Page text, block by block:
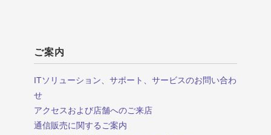
ご案内
ITソリューション、サポート、サービスのお問い合わ
せ
アクセスおよび店舗へのご来店
通信販売に関するご案内